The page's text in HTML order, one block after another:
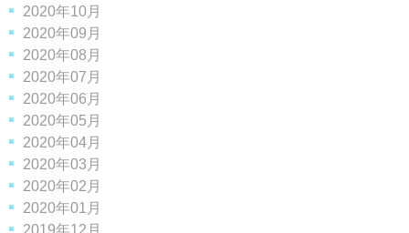
2020年10月
2020年09月
2020年08月
2020年07月
2020年06月
2020年05月
2020年04月
2020年03月
2020年02月
2020年01月
2019年12月